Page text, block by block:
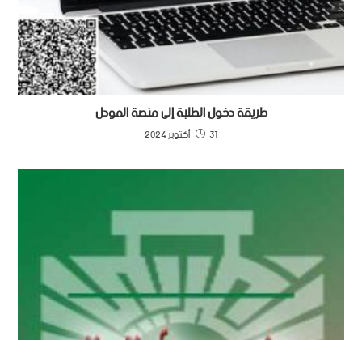
طريقة دخول الطلبة إلى منصة المودل
31 أكتوبر 2024